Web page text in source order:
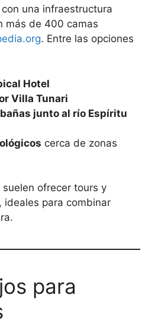
una infraestructura
más de 400 camas
. Entre las opciones
Hotel
Villa Tunari
junto al río Espíritu
cerca de zonas
ofrecer tours y
ideales para combinar
para